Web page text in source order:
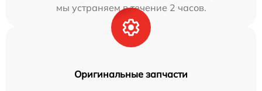
мы устраняем в течение 2 часов.
Оригинальные запчасти